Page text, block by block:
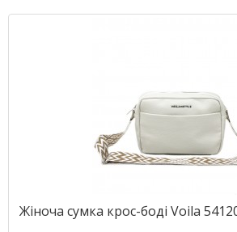
Жіноча сумка крос-боді Voila